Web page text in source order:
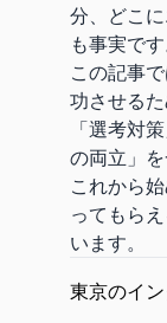
分、どこ
も事実です
この記事
功させる
「選考対
の両立」
これから
ってもら
います。
東京のイ